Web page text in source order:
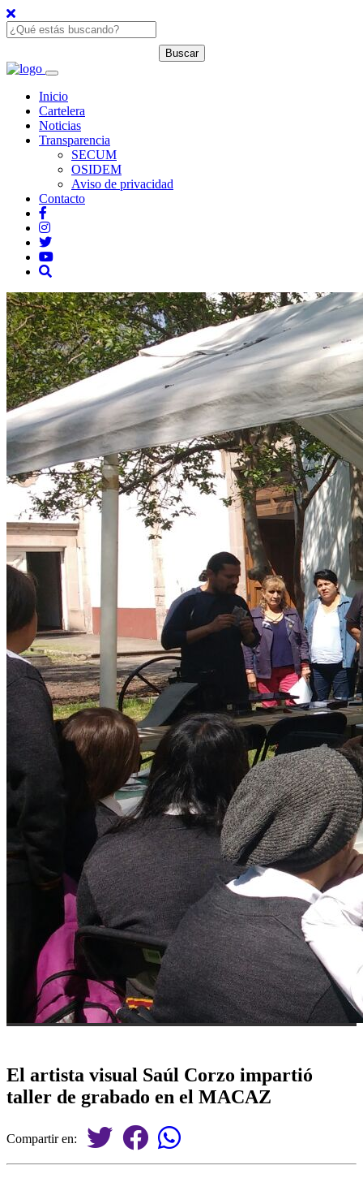
Inicio
Cartelera
Noticias
Transparencia
SECUM
OSIDEM
Aviso de privacidad
Contacto
El artista visual Saúl Corzo impartió
taller de grabado en el MACAZ
Compartir en: